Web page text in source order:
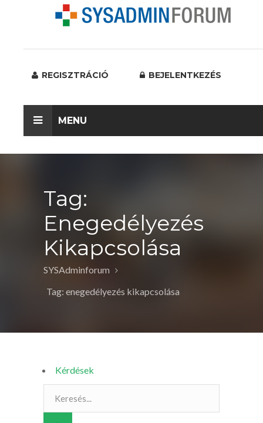
REGISZTRÁCIÓ BEJELENTKEZÉS
MENU
Tag:
Enegedélyezés
Kikapcsolása
SYSAdminforum
Tag: enegedélyezés kikapcsolása
Kérdések